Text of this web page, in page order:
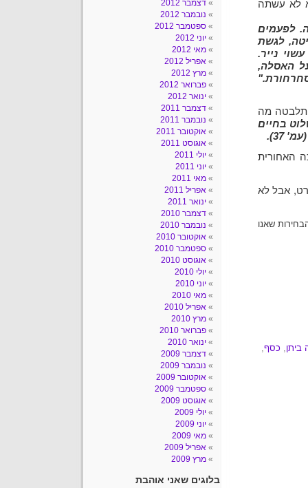
לא עשתה
לפעמים
לגשת
נייר.
האסלה,
מה
בחיים
37).
האחורית
אבל לא
שאנו
ביתן, כסף,
דצמבר 2012
נובמבר 2012
ספטמבר 2012
יוני 2012
מאי 2012
אפריל 2012
מרץ 2012
פברואר 2012
ינואר 2012
דצמבר 2011
נובמבר 2011
אוקטובר 2011
אוגוסט 2011
יולי 2011
יוני 2011
מאי 2011
אפריל 2011
ינואר 2011
דצמבר 2010
נובמבר 2010
אוקטובר 2010
ספטמבר 2010
אוגוסט 2010
יולי 2010
יוני 2010
מאי 2010
אפריל 2010
מרץ 2010
פברואר 2010
ינואר 2010
דצמבר 2009
נובמבר 2009
אוקטובר 2009
ספטמבר 2009
אוגוסט 2009
יולי 2009
יוני 2009
מאי 2009
אפריל 2009
מרץ 2009
בלוגים שאני אוהבת